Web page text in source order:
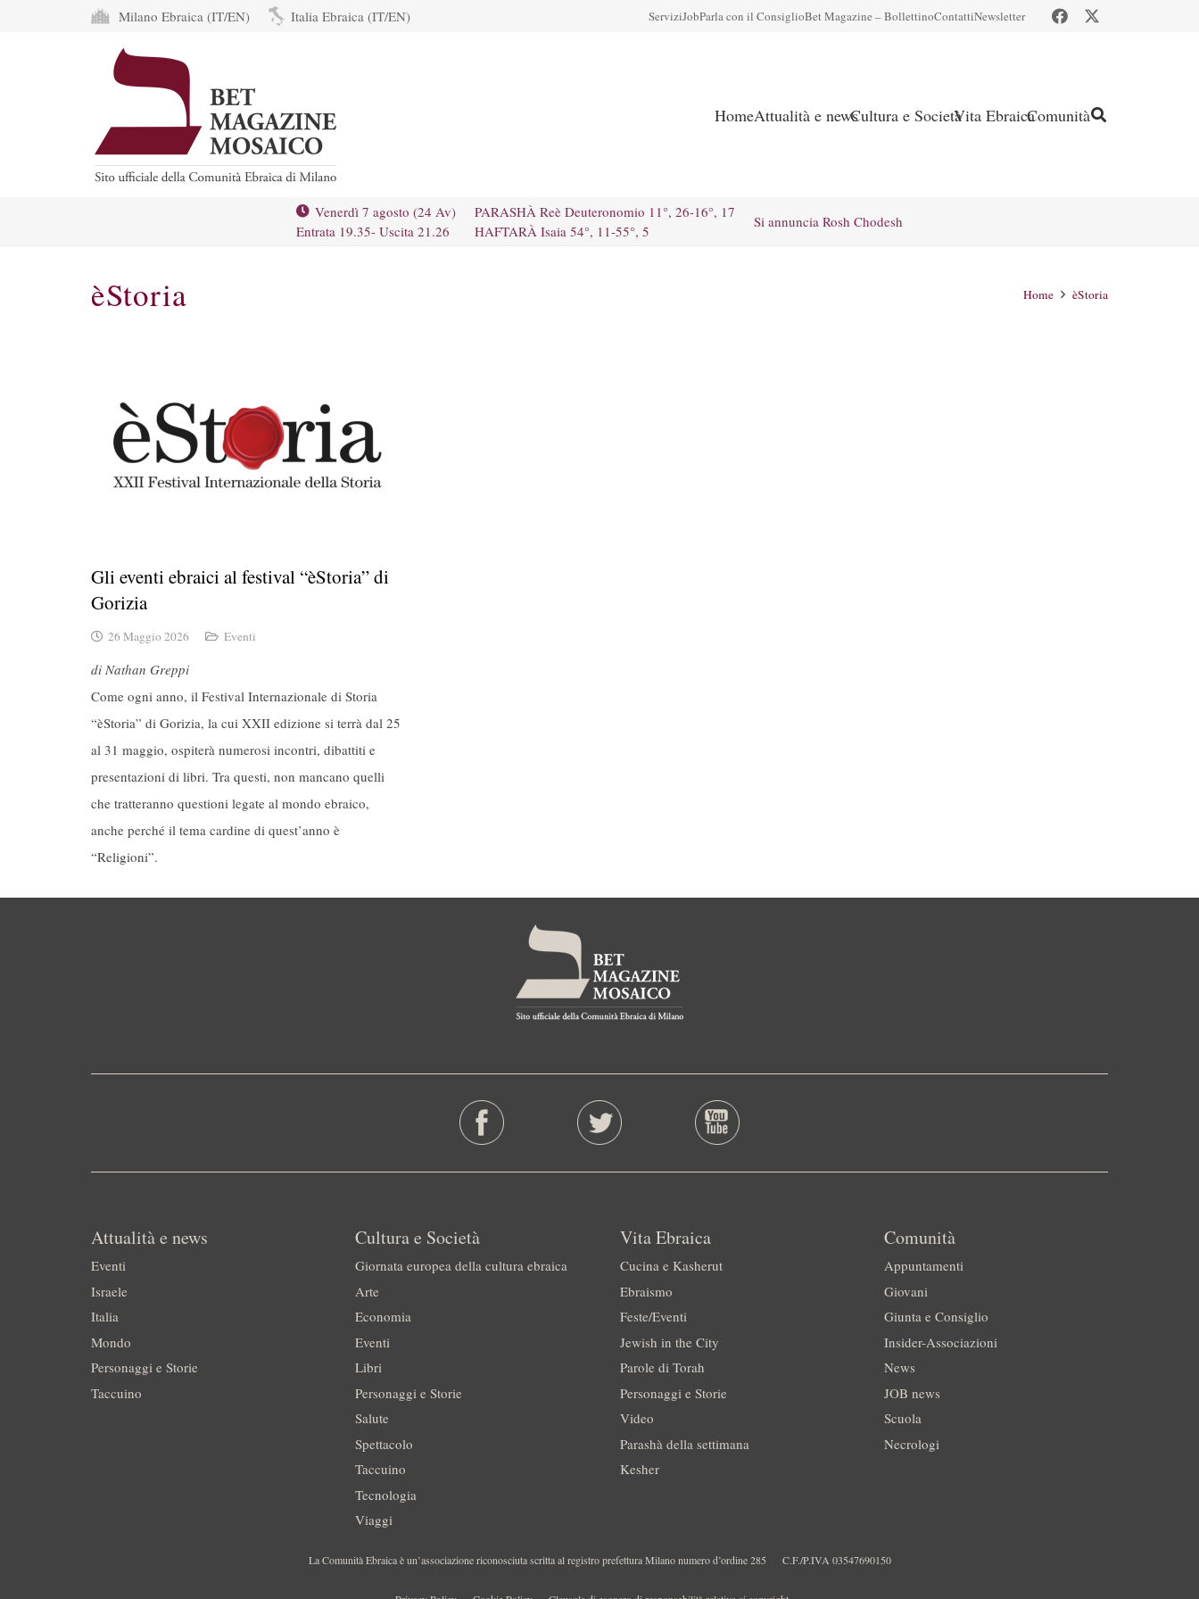
Milano Ebraica (IT/EN) Italia Ebraica (IT/EN) ServiziJobParla con il ConsiglioBet Magazine – BollettinoContattiNewsletter
HomeAttualità e newsCultura e SocietàVita EbraicaComunità
Venerdì 7 agosto (24 Av)
Entrata 19.35- Uscita 21.26
PARASHÀ Reè Deuteronomio 11°, 26-16°, 17
HAFTARÀ Isaia 54°, 11-55°, 5
Si annuncia Rosh Chodesh
èStoria Home èStoria
Gli eventi ebraici al festival “èStoria” di
Gorizia
26 Maggio 2026 Eventi
di Nathan Greppi
Come ogni anno, il Festival Internazionale di Storia
“èStoria” di Gorizia, la cui XXII edizione si terrà dal 25
al 31 maggio, ospiterà numerosi incontri, dibattiti e
presentazioni di libri. Tra questi, non mancano quelli
che tratteranno questioni legate al mondo ebraico,
anche perché il tema cardine di quest’anno è
“Religioni”.
Attualità e news
Eventi
Israele
Italia
Mondo
Personaggi e Storie
Taccuino
Cultura e Società
Giornata europea della cultura ebraica
Arte
Economia
Eventi
Libri
Personaggi e Storie
Salute
Spettacolo
Taccuino
Tecnologia
Viaggi
Vita Ebraica
Cucina e Kasherut
Ebraismo
Feste/Eventi
Jewish in the City
Parole di Torah
Personaggi e Storie
Video
Parashà della settimana
Kesher
Comunità
Appuntamenti
Giovani
Giunta e Consiglio
Insider-Associazioni
News
JOB news
Scuola
Necrologi
La Comunità Ebraica è un’associazione riconosciuta scritta al registro prefettura Milano numero d’ordine 285 C.F./P.IVA 03547690150